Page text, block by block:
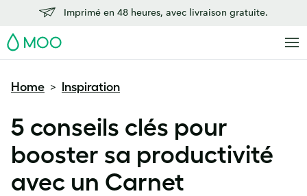
Imprimé en 48 heures, avec livraison gratuite.
MOO
Home > Inspiration
5 conseils clés pour
booster sa productivité
avec un Carnet